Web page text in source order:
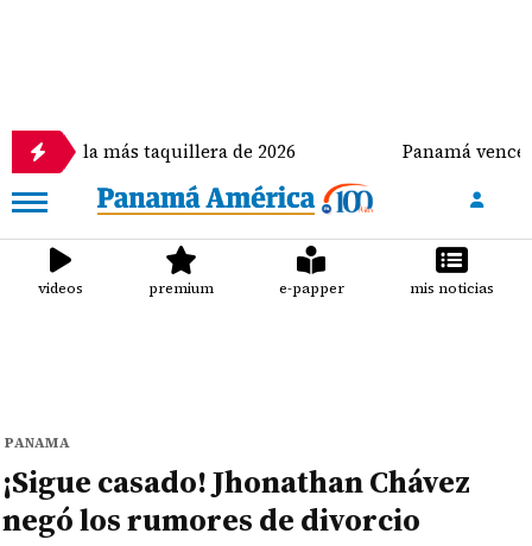
más taquillera de 2026 Panamá vence a
videos premium e-papper mis noticias
PANAMA
¡Sigue casado! Jhonathan Chávez
negó los rumores de divorcio